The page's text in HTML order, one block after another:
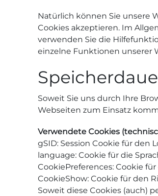
Natürlich können Sie unsere
Cookies akzeptieren. Im
verwenden Sie die
einzelne Funktionen unserer
Soweit Sie uns durch Ihre
Webseiten zum Einsatz
Verwendete Cookies
gSID: Session Cookie für den
language: Cookie für die
CookiePreferences: Cookie
CookieShow: Cookie für den
Soweit diese Cookies (auch)